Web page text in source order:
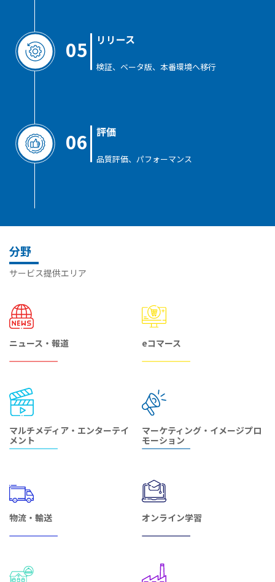
05 リリース
検証、ベータ版、本番環境へ移行
06 評価
品質評価、パフォーマンス
分野
サービス提供エリア
ニュース・報道 eコマース
マルチメディア・エンターテイ
メント
マーケティング・イメージプロ
モーション
物流・輸送 オンライン学習